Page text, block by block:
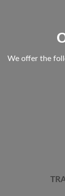
We offer the